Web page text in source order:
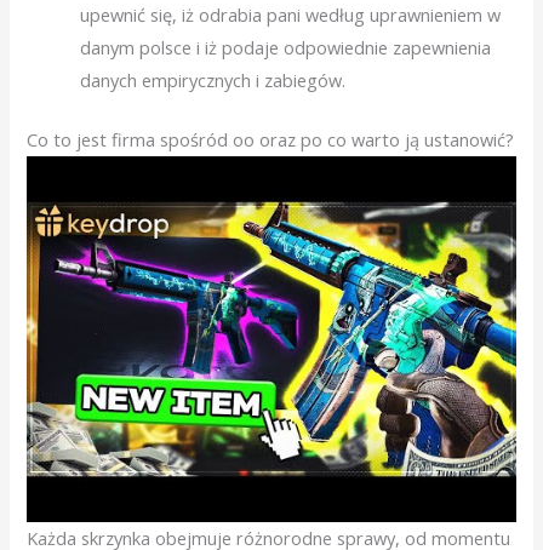
upewnić się, iż odrabia pani według uprawnieniem w
danym polsce i iż podaje odpowiednie zapewnienia
danych empirycznych i zabiegów.
Co to jest firma spośród oo oraz po co warto ją ustanowić?
Każda skrzynka obejmuje różnorodne sprawy, od momentu